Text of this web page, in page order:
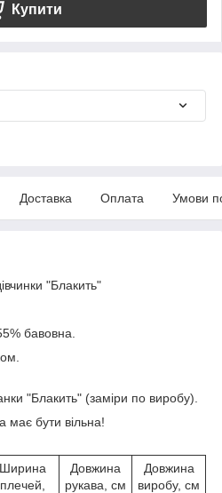
Купити
Доставка Оплата Умови
"Блакить"
бавовна.
"Блакить" (заміри по виробу).
має бути вільна!
Ширина
плечей,
Довжина
рукава, см
Довжина
виробу, см